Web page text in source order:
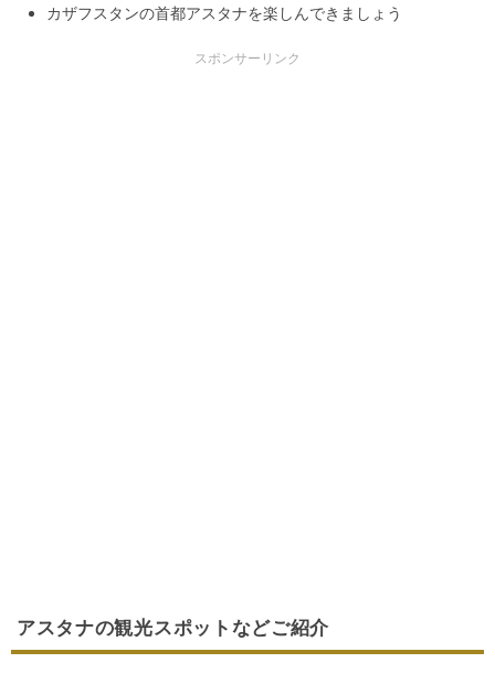
カザフスタンの首都アスタナを楽しんできましょう
スポンサーリンク
アスタナの観光スポットなどご紹介